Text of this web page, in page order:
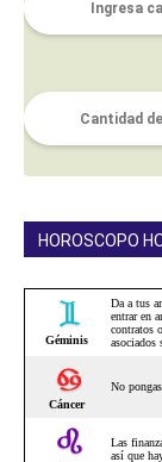
HOROSCOPO